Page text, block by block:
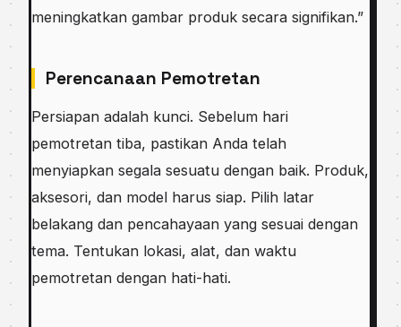
meningkatkan gambar produk secara signifikan.”
Perencanaan Pemotretan
Persiapan adalah kunci. Sebelum hari
pemotretan tiba, pastikan Anda telah
menyiapkan segala sesuatu dengan baik. Produk,
aksesori, dan model harus siap. Pilih latar
belakang dan pencahayaan yang sesuai dengan
tema. Tentukan lokasi, alat, dan waktu
pemotretan dengan hati-hati.